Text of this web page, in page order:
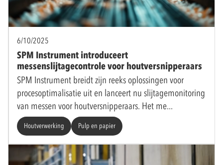
6/10/2025
SPM Instrument introduceert
messenslijtagecontrole voor houtversnipperaars
SPM Instrument breidt zijn reeks oplossingen voor
procesoptimalisatie uit en lanceert nu slijtagemonitoring
van messen voor houtversnipperaars. Het me
Houtverwerking Pulp en papier